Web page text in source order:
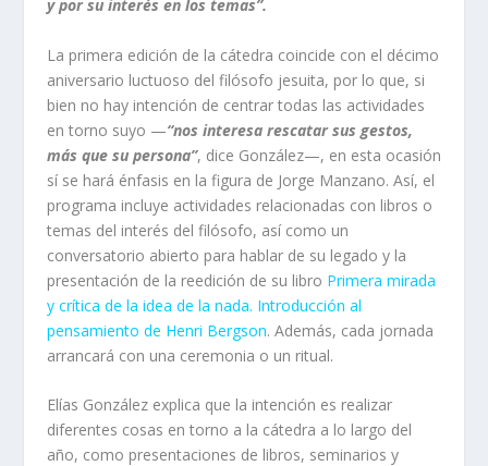
y por su interés en los temas”.
La primera edición de la cátedra coincide con el décimo
aniversario luctuoso del filósofo jesuita, por lo que, si
bien no hay intención de centrar todas las actividades
en torno suyo —“nos interesa rescatar sus gestos,
más que su persona”, dice González—, en esta ocasión
sí se hará énfasis en la figura de Jorge Manzano. Así, el
programa incluye actividades relacionadas con libros o
temas del interés del filósofo, así como un
conversatorio abierto para hablar de su legado y la
presentación de la reedición de su libro Primera mirada
y crítica de la idea de la nada. Introducción al
pensamiento de Henri Bergson. Además, cada jornada
arrancará con una ceremonia o un ritual.
Elías González explica que la intención es realizar
diferentes cosas en torno a la cátedra a lo largo del
año, como presentaciones de libros, seminarios y